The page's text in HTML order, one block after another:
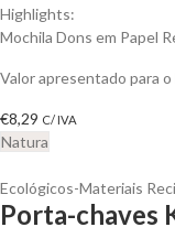
Highlights:
Mochila Dons em Papel
Valor apresentado para
€8,29 C/ IVA
Natura
Ecológicos-Materiais
Porta-chaves